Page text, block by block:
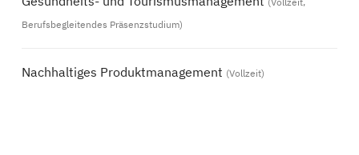
Berufsbegleitendes Präsenzstudium)
Nachhaltiges Produktmanagement (Vollzeit)